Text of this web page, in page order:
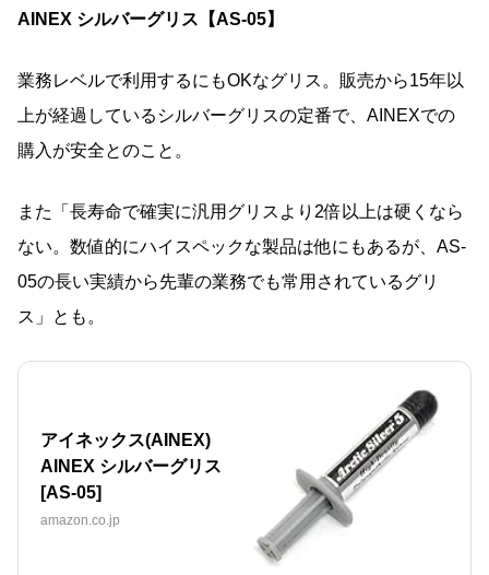
AINEX シルバーグリス【AS-05】
業務レベルで利用するにもOKなグリス。販売から15年以
上が経過しているシルバーグリスの定番で、AINEXでの
購入が安全とのこと。
また「長寿命で確実に汎用グリスより2倍以上は硬くなら
ない。数値的にハイスペックな製品は他にもあるが、AS-
05の長い実績から先輩の業務でも常用されているグリ
ス」とも。
アイネックス(AINEX)
AINEX シルバーグリス
[AS-05]
amazon.co.jp